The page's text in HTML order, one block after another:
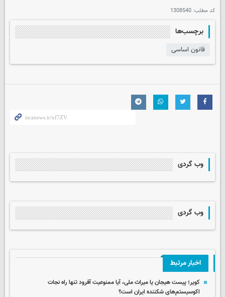
کد مطلب: 1308540
برچسب‌ها
قانون اساسی
وب گردی
وب گردی
اخبار مرتبط
کویر؛ پیست هیجان یا میراث ملی، آیا ممنوعیت آفرود تنها راه نجات
اکوسیستم‌های شکننده ایران است؟